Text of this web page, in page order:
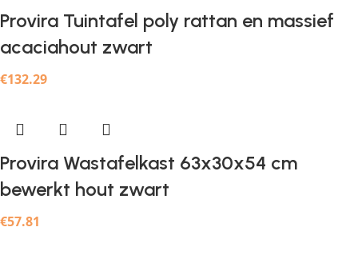
Provira Tuintafel poly rattan en massief
acaciahout zwart
€132.29
Provira Wastafelkast 63x30x54 cm
bewerkt hout zwart
€57.81